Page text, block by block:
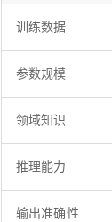
训练数据
参数规模
领域知识
推理能力
输出准确性